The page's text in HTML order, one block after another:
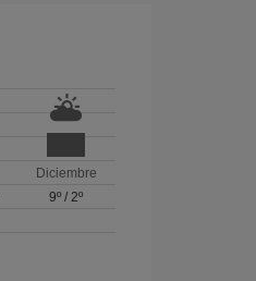
Diciembre
9º /2º